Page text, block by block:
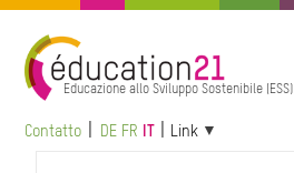
Salta
contenuto
principaleEducazione allo Sviluppo Sostenibile
Contatto DE FR Link